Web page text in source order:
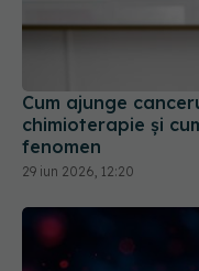
Cum ajunge
chimioterapie și
29 iun 2026, 12:20